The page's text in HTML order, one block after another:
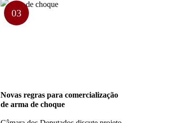
03
Novas regras para comercialização
de arma de choque